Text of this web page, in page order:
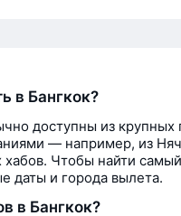
в Бангкок?
доступны из крупных
— например, из
Чтобы найти самый
даты и города вылета.
в Бангкок?